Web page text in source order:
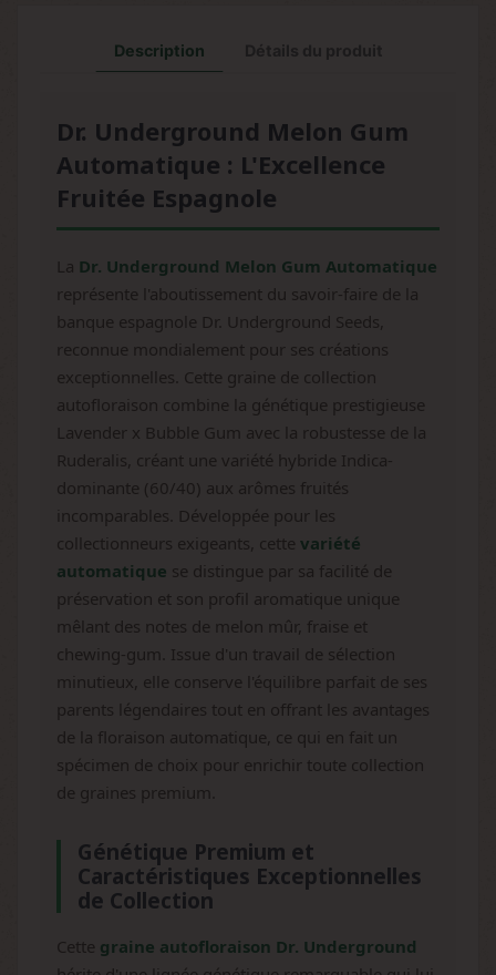
Description
Dr. Underground Melon Gum
Automatique : L'Excellence
Fruitée Espagnole
La Dr. Underground Melon Gum Automatique
représente l'aboutissement du savoir-faire de la
banque espagnole Dr. Underground Seeds,
reconnue mondialement pour ses créations
exceptionnelles. Cette graine de collection
autofloraison combine la génétique prestigieuse
Lavender x Bubble Gum avec la robustesse de la
Ruderalis, créant une variété hybride Indica-
dominante (60/40) aux arômes fruités
incomparables. Développée pour les
collectionneurs exigeants, cette variété
automatique se distingue par sa facilité de
préservation et son profil aromatique unique
mêlant des notes de melon mûr, fraise et
chewing-gum. Issue d'un travail de sélection
minutieux, elle conserve l'équilibre parfait de ses
parents légendaires tout en offrant les avantages
de la floraison automatique, ce qui en fait un
spécimen de choix pour enrichir toute collection
de graines premium.
Génétique Premium et
Caractéristiques Exceptionnelles
de Collection
Cette graine autofloraison Dr. Underground